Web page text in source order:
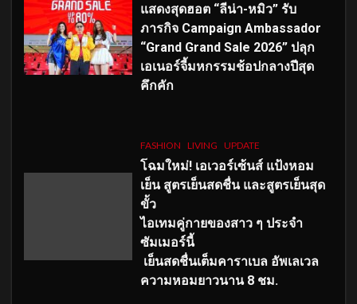
แสดงสุดฮอต “ลีน่า-หมิว” รับ
ภารกิจ Campaign Ambassador
“Grand Grand Sale 2026” ปลุก
เอเนอร์จี้มหกรรมช้อปกลางปีสุด
คึกคัก
FASHION LIVING UPDATE
โฉมใหม่! เอเวอร์เซ้นส์ แป้งหอม
เย็น สูตรเย็นสดชื่น และสูตรเย็นสุด
ขั้ว
ไอเทมคู่กายของสาว ๆ ประจำ
ซัมเมอร์นี้
เย็นสดชื่นเต็มคาราเบล อัพเลเวล
ความหอมยาวนาน 8 ชม.